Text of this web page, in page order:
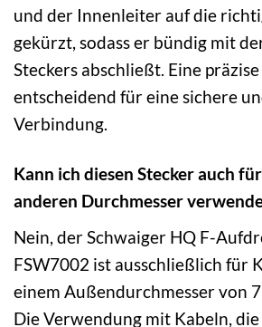
und der Innenleiter auf die
gekürzt, sodass er bündig mit
Steckers abschließt. Eine
entscheidend für eine sichere
Verbindung.
Kann ich diesen Stecker auch
anderen Durchmesser
Nein, der Schwaiger HQ F-
FSW7002 ist ausschließlich für
einem Außendurchmesser von
Die Verwendung mit Kabeln,